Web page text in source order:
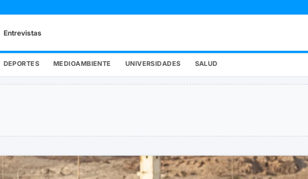
Entrevistas
DEPORTES MEDIOAMBIENTE UNIVERSIDADES SALUD